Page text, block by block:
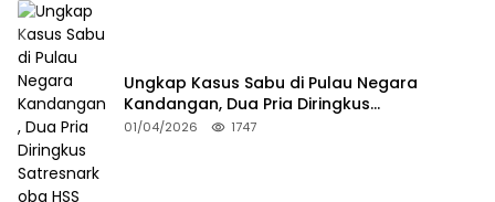
Ungkap Kasus Sabu di Pulau Negara
Kandangan, Dua Pria Diringkus
Satresnarkoba HSS
01/04/2026 1747